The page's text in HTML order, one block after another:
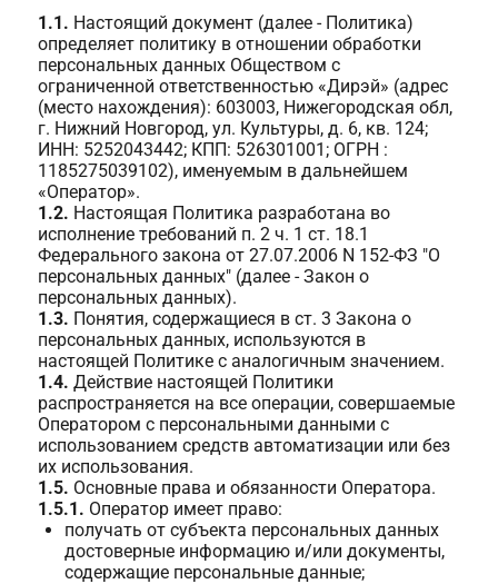
1.1. Настоящий документ (далее - Политика)
определяет политику в отношении обработки
персональных данных Обществом с
ограниченной ответственностью «Дирэй» (адрес
(место нахождения): 603003, Нижегородская обл,
г. Нижний Новгород, ул. Культуры, д. 6, кв. 124;
ИНН: 5252043442; КПП: 526301001; ОГРН :
1185275039102), именуемым в дальнейшем
«Оператор».
1.2. Настоящая Политика разработана во
исполнение требований п. 2 ч. 1 ст. 18.1
Федерального закона от 27.07.2006 N 152-ФЗ "О
персональных данных" (далее - Закон о
персональных данных).
1.3. Понятия, содержащиеся в ст. 3 Закона о
персональных данных, используются в
настоящей Политике с аналогичным значением.
1.4. Действие настоящей Политики
распространяется на все операции, совершаемые
Оператором с персональными данными с
использованием средств автоматизации или без
их использования.
1.5. Основные права и обязанности Оператора.
1.5.1. Оператор имеет право:
получать от субъекта персональных данных
достоверные информацию и/или документы,
содержащие персональные данные;